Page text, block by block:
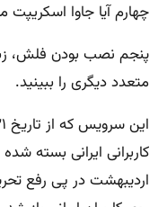
چهارم آیا جاوا
پنجم نصب بودن فلش،
متعدد دیگری را ببینید.
اردیبهشت در پی رفع